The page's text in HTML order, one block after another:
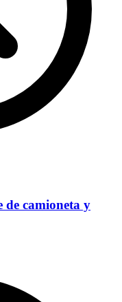
de camioneta y